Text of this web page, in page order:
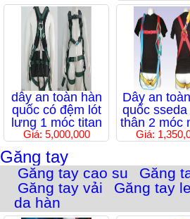
dây an toàn hàn
quốc có đệm lót
lưng 1 móc titan
Giá: 5,000,000
Dây an
quốc sseda
thân 2 móc
Giá:
Găng tay
Găng tay cao su
Găng
Găng tay vải
Găng tay
da hàn